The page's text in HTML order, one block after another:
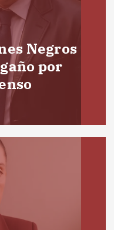
Negros
por